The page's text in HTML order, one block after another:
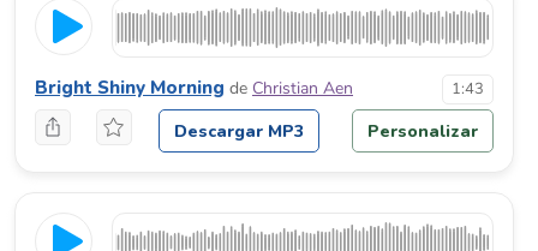
Bright Shiny Morning de Christian Aen 1:43
Descargar MP3 Personalizar